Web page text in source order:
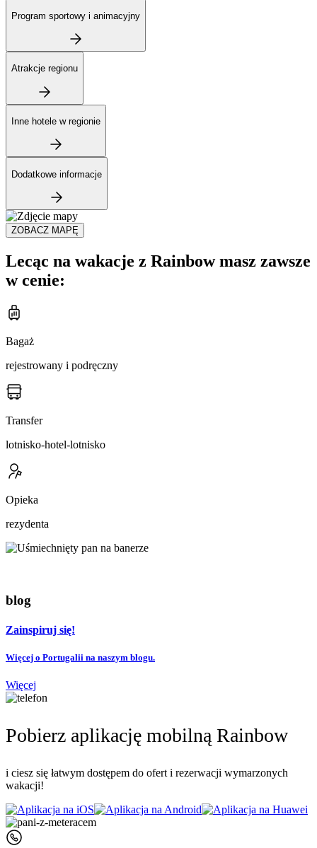
Program sportowy i animacyjny
Atrakcje regionu
Inne hotele w regionie
Dodatkowe informacje
ZOBACZ MAPĘ
Lecąc na wakacje z Rainbow masz zawsze
w cenie:
Bagaż
rejestrowany i podręczny
Transfer
lotnisko-hotel-lotnisko
Opieka
rezydenta
blog
Zainspiruj się!
Więcej o Portugalii na naszym blogu.
Więcej
Pobierz aplikację mobilną Rainbow
i ciesz się łatwym dostępem do ofert i rezerwacji wymarzonych
wakacji!